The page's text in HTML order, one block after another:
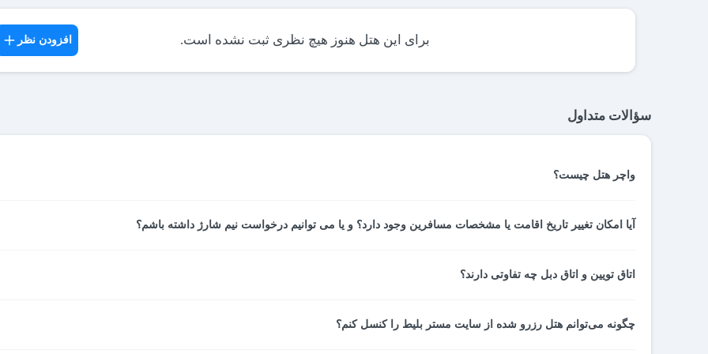
برای این هتل هنوز هیچ نظری ثبت نشده است. افزودن نظر
سؤالات متداول
واچر هتل چیست؟
هتل، به پذیرشگر هتل تحویل می دهید. اطلاعات کامل رزرو انجام شده مانند مشخصات اتاق، تاریخ، مدت اقامت، خدمات هتل، نام
آیا امکان تغییر تاریخ اقامت یا مشخصات مسافرین وجود دارد؟ و یا می توانیم درخواست نیم شارژ داشته باشم؟
پشتیبانی مستر بلیط تماس بگیرید.
اتاق تویین و اتاق دبل چه تفاوتی دارند؟
چگونه می‌توانم هتل رزرو شده از سایت مستر بلیط را کنسل کنم؟